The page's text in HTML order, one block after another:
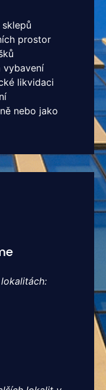
prostor
vybavení
likvidaci
nebo jako